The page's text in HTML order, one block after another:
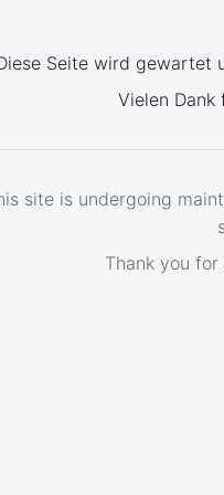
Seite wird gewartet
Vielen Dank
site is undergoing
Thank you